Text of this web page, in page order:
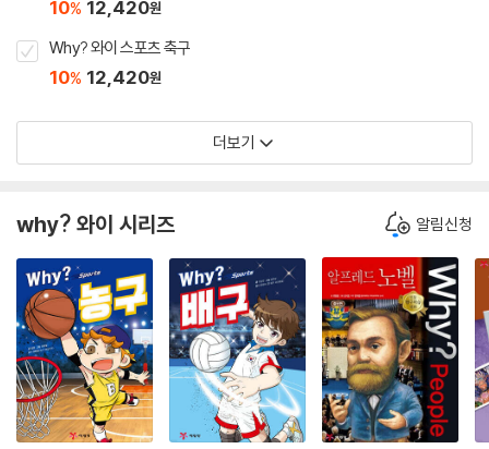
10% 12,420원
Why? 와이 스포츠 축구
10% 12,420원
더보기
why? 와이 시리즈 알림신청